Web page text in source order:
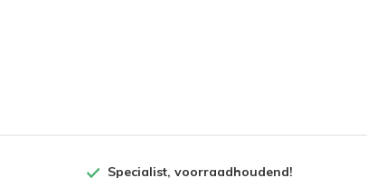
Specialist, voorraadhoudend!